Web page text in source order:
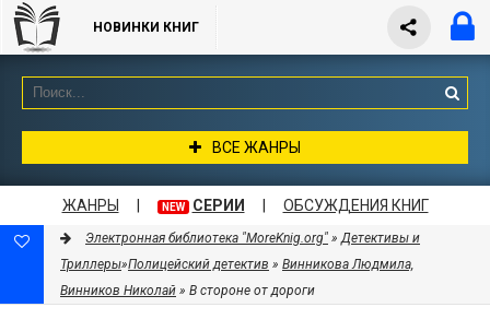
НОВИНКИ КНИГ
ВСЕ ЖАНРЫ
ЖАНРЫ NEW СЕРИИ ОБСУЖДЕНИЯ КНИГ
Электронная библиотека "MoreKnig.org" »Детективы и
Триллеры»Полицейский детектив » Винникова Людмила,
Винников Николай » В стороне от дороги